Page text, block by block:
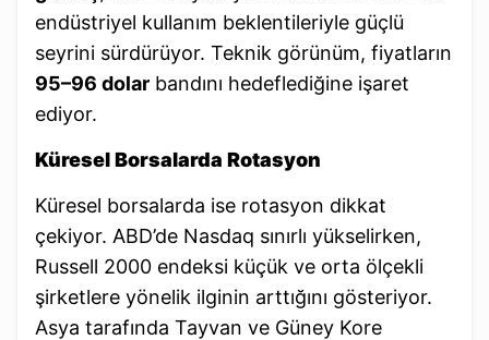
endüstriyel kullanım beklentileriyle güçlü
seyrini sürdürüyor. Teknik görünüm, fiyatların
95–96 dolar bandını hedeflediğine işaret
ediyor.
Küresel Borsalarda Rotasyon
Küresel borsalarda ise rotasyon dikkat
çekiyor. ABD’de Nasdaq sınırlı yükselirken,
Russell 2000 endeksi küçük ve orta ölçekli
şirketlere yönelik ilginin arttığını gösteriyor.
Asya tarafında Tayvan ve Güney Kore